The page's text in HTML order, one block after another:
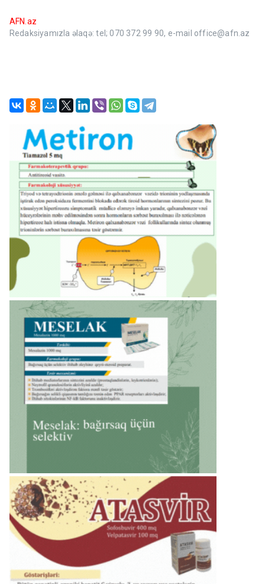
AFN.az
Redaksiyamızla əlaqə: tel; 070 372 99 90, e-mail office@afn.az